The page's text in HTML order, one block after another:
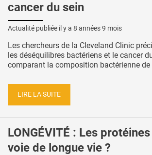
cancer du sein
Actualité publiée il y a 8 années 9 mois
Les chercheurs de la Cleveland Clinic
les déséquilibres bactériens et le cancer
comparant la composition bactérienne de
LIRE LA SUITE
LONGÉVITÉ : Les protéines
voie de longue vie ?